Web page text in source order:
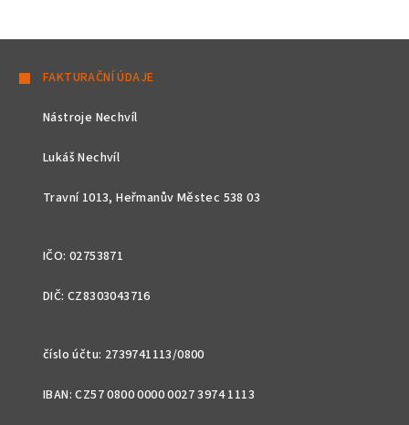
FAKTURAČNÍ ÚDAJE
Nástroje Nechvíl
Lukáš Nechvíl
Travní 1013, Heřmanův Městec 538 03
IČO: 02753871
DIČ: CZ8303043716
číslo účtu: 2739741113/0800
IBAN: CZ57 0800 0000 0027 3974 1113